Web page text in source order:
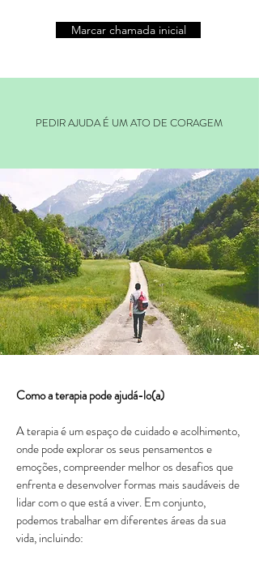
Marcar chamada inicial
​PEDIR AJUDA É UM ATO DE CORAGEM
​​​Como a terapia pode ajudá-lo(a)​
A terapia é um espaço de cuidado e acolhimento,
onde pode explorar os seus pensamentos e
emoções, compreender melhor os desafios que
enfrenta e desenvolver formas mais saudáveis de
lidar com o que está a viver. Em conjunto,
podemos trabalhar em diferentes áreas da sua
vida, incluindo: